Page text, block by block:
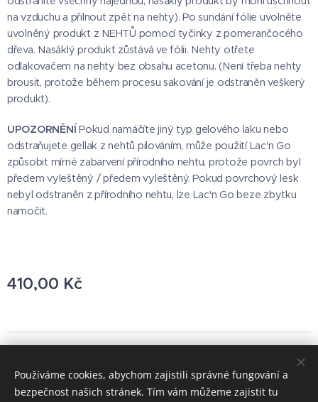
na vzduchu a přilnout zpět na nehty). Po sundání fólie uvolněte
uvolněný produkt z NEHTŮ pomocí tyčinky z pomerančocého
dřeva. Nasáklý produkt zůstává ve fólii. Nehty otřete
odlakovačem na nehty bez obsahu acetonu. (Není třeba nehty
brousit, protože během procesu sakování je odstraněn veškerý
produkt).
UPOZORNĚNÍ Pokud namáčíte jiný typ gelového laku nebo
odstraňujete gellak z nehtů pilováním, může použití Lac'n Go
způsobit mírné zabarvení přírodního nehtu, protože povrch byl
předem vyleštěný / předem vyleštěný. Pokud povrchový lesk
nebyl odstraněn z přírodního nehtu, lze Lac'n Go beze zbytku
namočit.
410,00 Kč
Vytvořeno službou Webnode Cookies
Používáme cookies, abychom zajistili správné fungování a
bezpečnost našich stránek. Tím vám můžeme zajistit tu